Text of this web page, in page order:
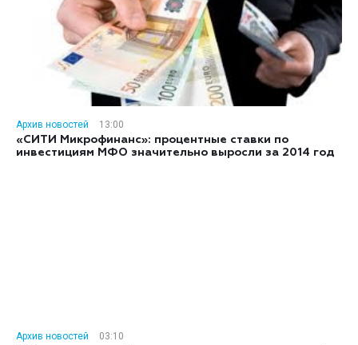
Архив новостей
13:00
«СИТИ Микрофинанс»: процентные ставки по
инвестициям МФО значительно выросли за 2014 год
Архив новостей
03:10